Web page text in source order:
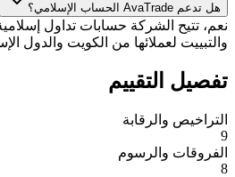
هل تدعم AvaTrade الحساب الإسلامي؟
نعم، تتيح الشركة حسابات تداول
والتبييت لعملائها من الكويت والدول
تفصيل التقييم
التراخيص والرقابة
9
الفروقات والرسوم
8